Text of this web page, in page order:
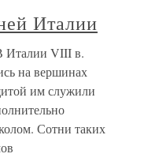
Италии
Италии VIII в.
на вершинах
им служили
Сотни таких